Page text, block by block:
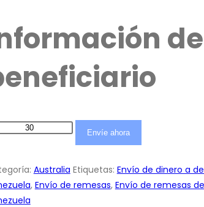
Envíe ahora
Australia Etiquetas: Envío de dinero a
, Envío de remesas, Envío de remesas